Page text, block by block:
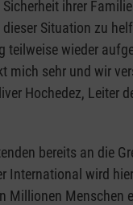
ihrer
Situation zu
teilweise wieder
mich sehr und wir
Hochedez, Leiter
bereits an die
International wird
Millionen Menschen